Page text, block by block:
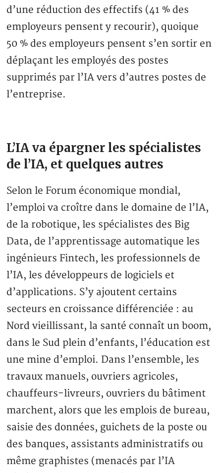
d’une réduction des effectifs (41 % des
employeurs pensent y recourir), quoique
50 % des employeurs pensent s’en sortir en
déplaçant les employés des postes
supprimés par l’IA vers d’autres postes de
l’entreprise.
L’IA va épargner les spécialistes
de l’IA, et quelques autres
Selon le Forum économique mondial,
l’emploi va croître dans le domaine de l’IA,
de la robotique, les spécialistes des Big
Data, de l’apprentissage automatique les
ingénieurs Fintech, les professionnels de
l’IA, les développeurs de logiciels et
d’applications. S’y ajoutent certains
secteurs en croissance différenciée : au
Nord vieillissant, la santé connaît un boom,
dans le Sud plein d’enfants, l’éducation est
une mine d’emploi. Dans l’ensemble, les
travaux manuels, ouvriers agricoles,
chauffeurs-livreurs, ouvriers du bâtiment
marchent, alors que les emplois de bureau,
saisie des données, guichets de la poste ou
des banques, assistants administratifs ou
même graphistes (menacés par l’IA